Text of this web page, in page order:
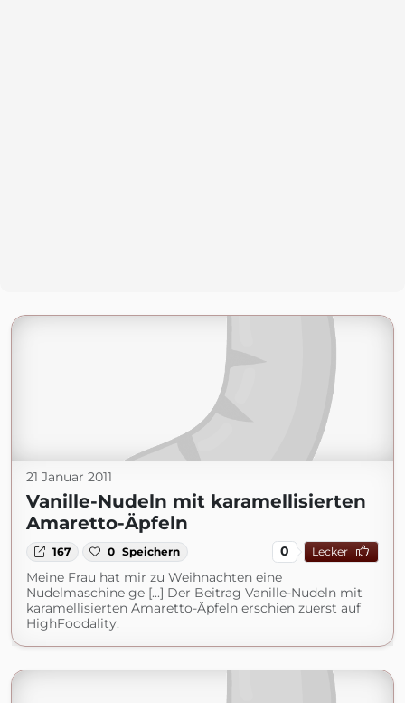
21 Januar 2011
Vanille-Nudeln mit karamellisierten
Amaretto-Äpfeln
167 0 Speichern 0 Lecker
Meine Frau hat mir zu Weihnachten eine
Nudelmaschine ge [...] Der Beitrag Vanille-Nudeln mit
karamellisierten Amaretto-Äpfeln erschien zuerst auf
HighFoodality.